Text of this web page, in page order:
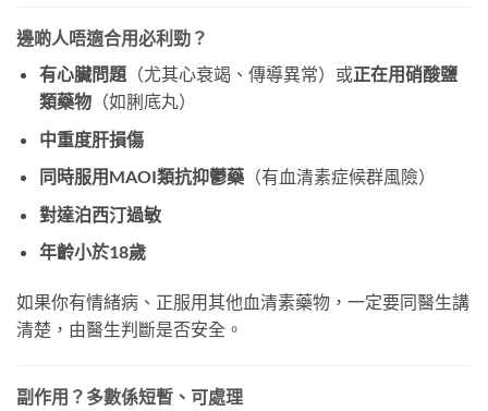
邊啲人唔適合用必利勁？
有心臟問題（尤其心衰竭、傳導異常）或正在用硝酸鹽
類藥物（如脷底丸）
中重度肝損傷
同時服用MAOI類抗抑鬱藥（有血清素症候群風險）
對達泊西汀過敏
年齡小於18歲
如果你有情緒病、正服用其他血清素藥物，一定要同醫生講
清楚，由醫生判斷是否安全。
副作用？多數係短暫、可處理